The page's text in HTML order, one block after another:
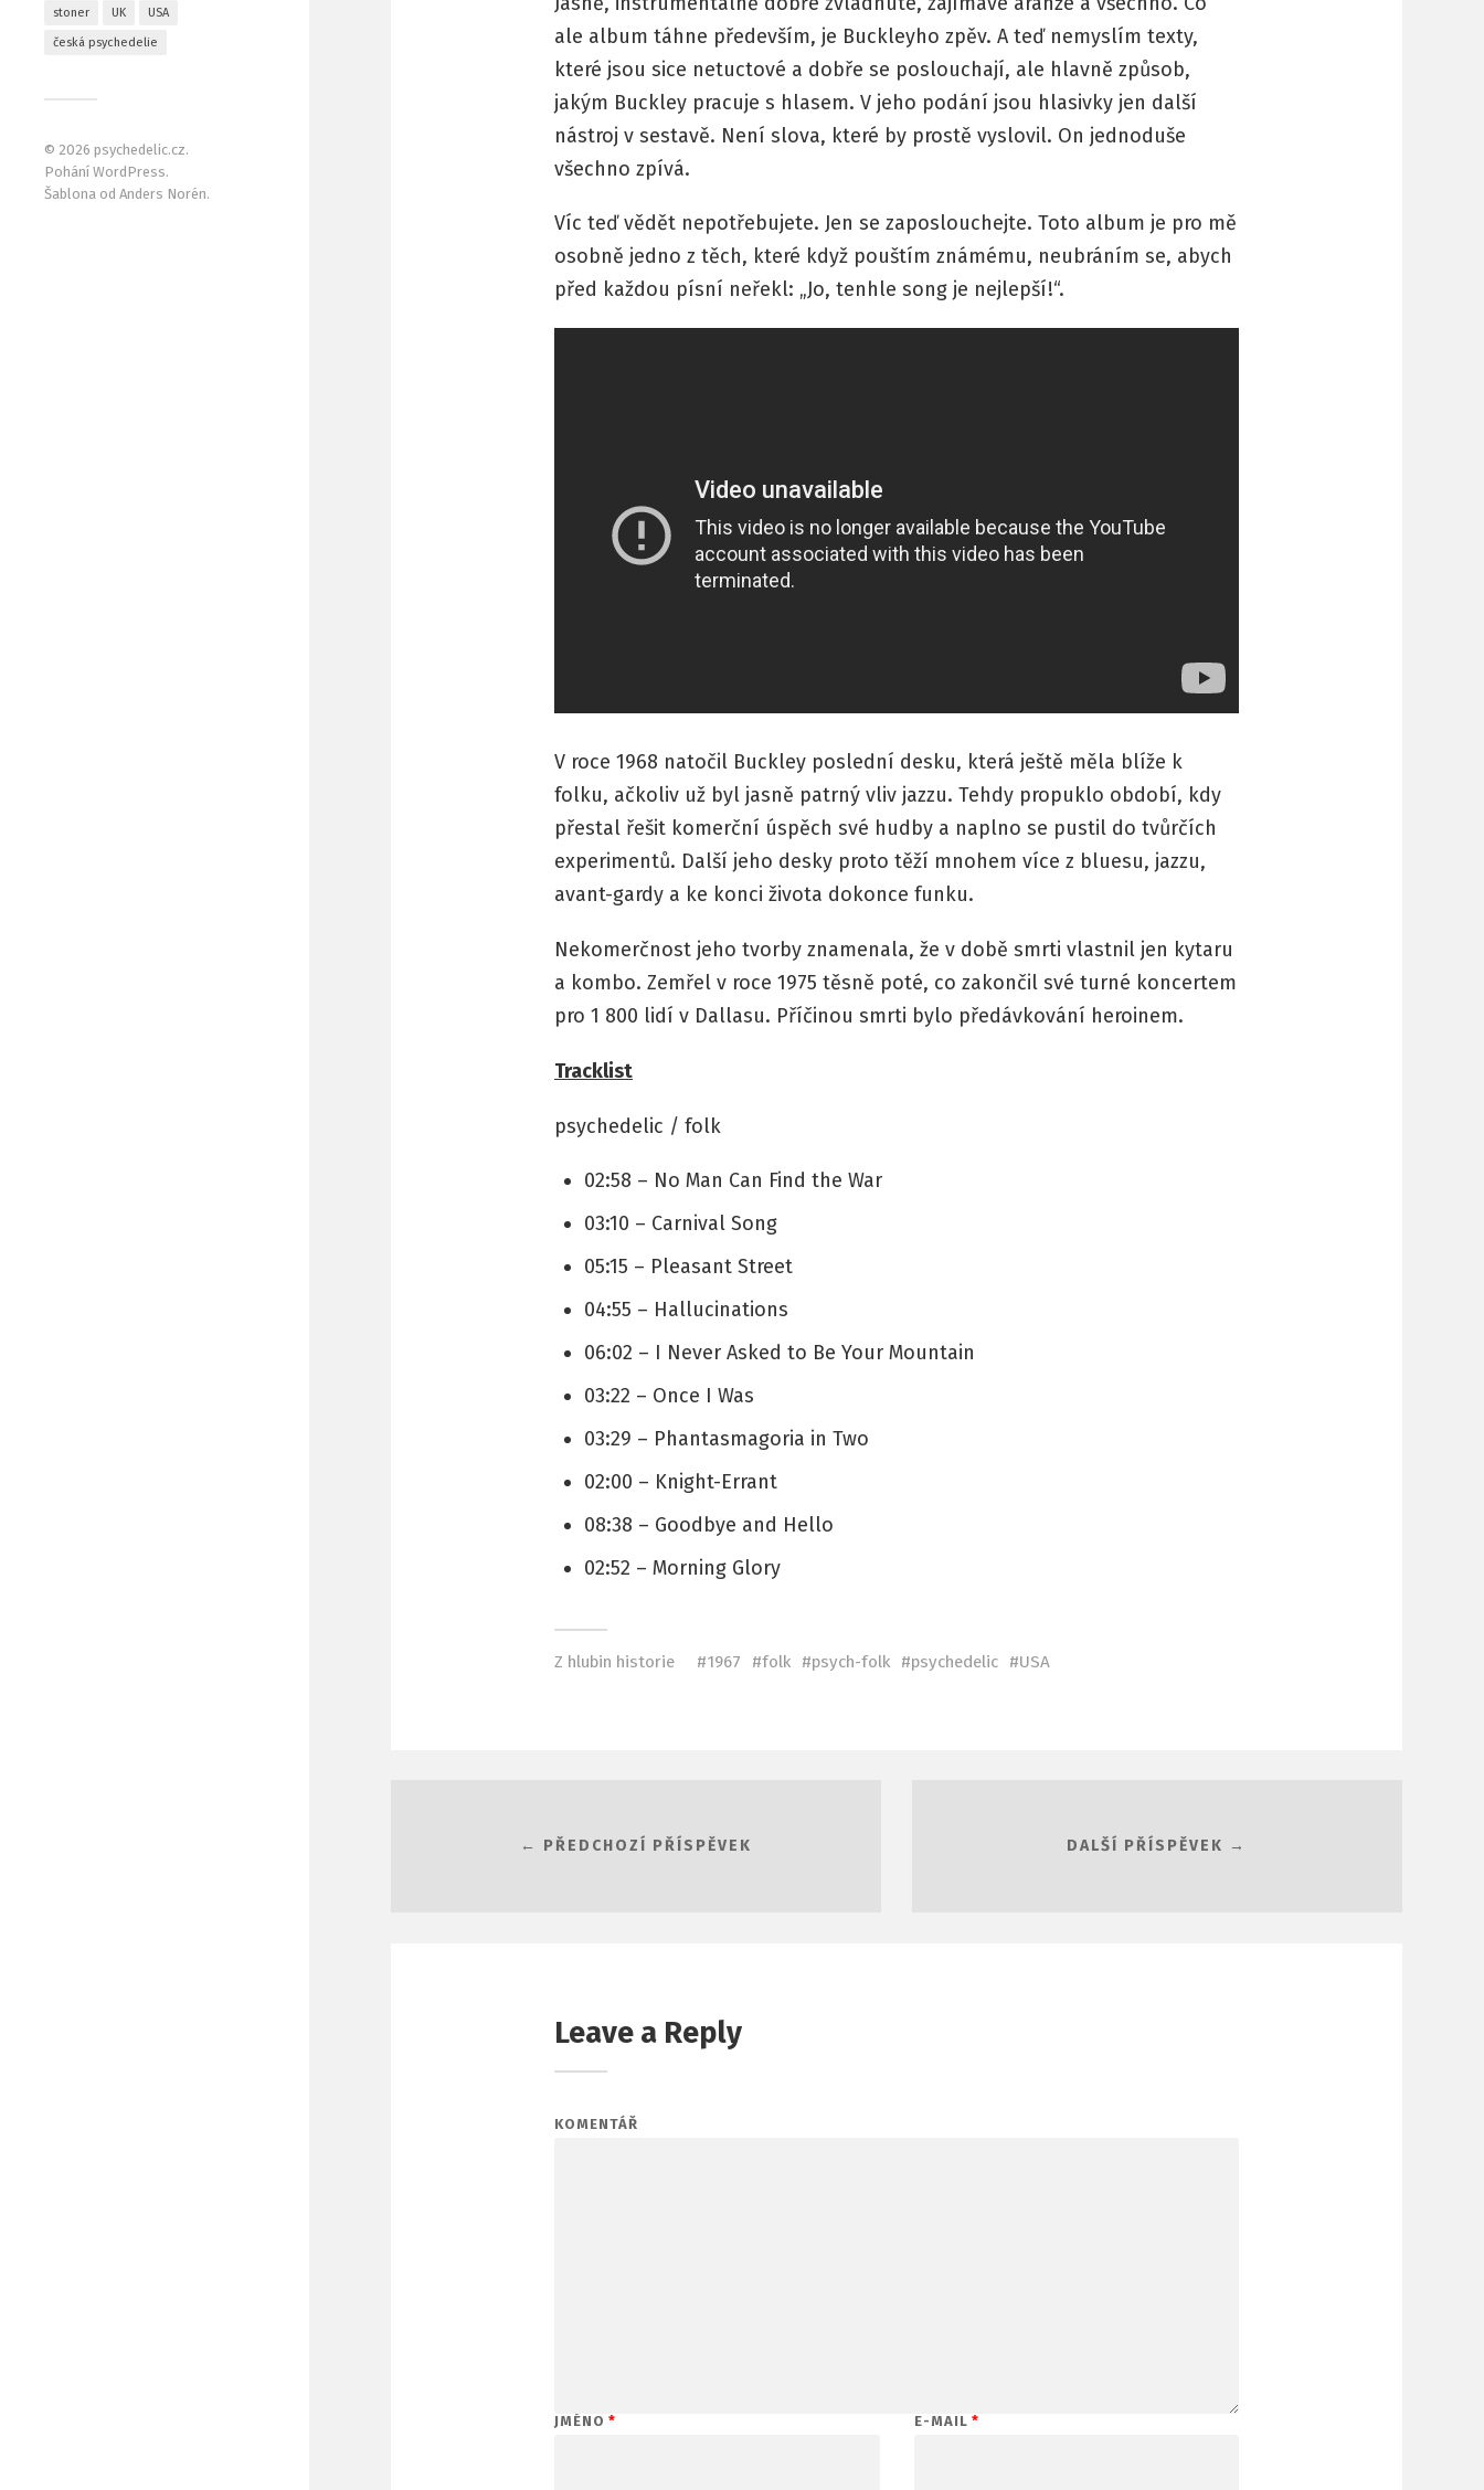
stoner UK USA
česká psychedelie
© 2026 psychedelic.cz.
Pohání WordPress.
Šablona od Anders Norén.
ale album táhne především, je Buckleyho zpěv. A teď nemyslím texty,
které jsou sice netuctové a dobře se poslouchají, ale hlavně způsob,
jakým Buckley pracuje s hlasem. V jeho podání jsou hlasivky jen další
nástroj v sestavě. Není slova, které by prostě vyslovil. On jednoduše
všechno zpívá.
Víc teď vědět nepotřebujete. Jen se zaposlouchejte. Toto album je pro mě
osobně jedno z těch, které když pouštím známému, neubráním se, abych
před každou písní neřekl: „Jo, tenhle song je nejlepší!“.
V roce 1968 natočil Buckley poslední desku, která ještě měla blíže k
folku, ačkoliv už byl jasně patrný vliv jazzu. Tehdy propuklo období, kdy
přestal řešit komerční úspěch své hudby a naplno se pustil do tvůrčích
experimentů. Další jeho desky proto těží mnohem více z bluesu, jazzu,
avant-gardy a ke konci života dokonce funku.
Nekomerčnost jeho tvorby znamenala, že v době smrti vlastnil jen kytaru
a kombo. Zemřel v roce 1975 těsně poté, co zakončil své turné koncertem
pro 1 800 lidí v Dallasu. Příčinou smrti bylo předávkování heroinem.
Tracklist
psychedelic / folk
02:58 – No Man Can Find the War
03:10 – Carnival Song
05:15 – Pleasant Street
04:55 – Hallucinations
06:02 – I Never Asked to Be Your Mountain
03:22 – Once I Was
03:29 – Phantasmagoria in Two
02:00 – Knight-Errant
08:38 – Goodbye and Hello
02:52 – Morning Glory
Z hlubin historie 1967 folk psych-folk psychedelic USA
← PŘEDCHOZÍ PŘÍSPĚVEK DALŠÍ PŘÍSPĚVEK →
Leave a Reply
KOMENTÁŘ
JMÉNO * E-MAIL *